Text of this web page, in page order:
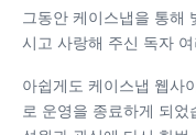
그동안 케이스냅을 통해
시고 사랑해 주신 독자
아쉽게도 케이스냅 웹사
로 운영을 종료하게 되